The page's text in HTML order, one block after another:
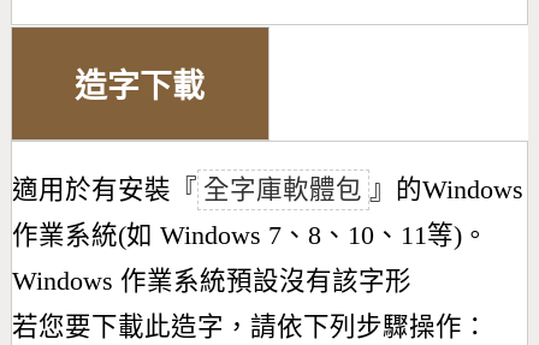
造字下載
適用於有安裝『 全字庫軟體包 』的Windows
作業系統(如 Windows 7、8、10、11等)。
Windows 作業系統預設沒有該字形
若您要下載此造字，請依下列步驟操作：